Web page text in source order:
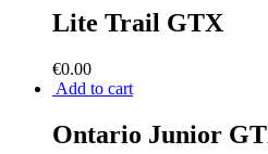
Lite Trail GTX
€0.00
Add to cart
Ontario Junior